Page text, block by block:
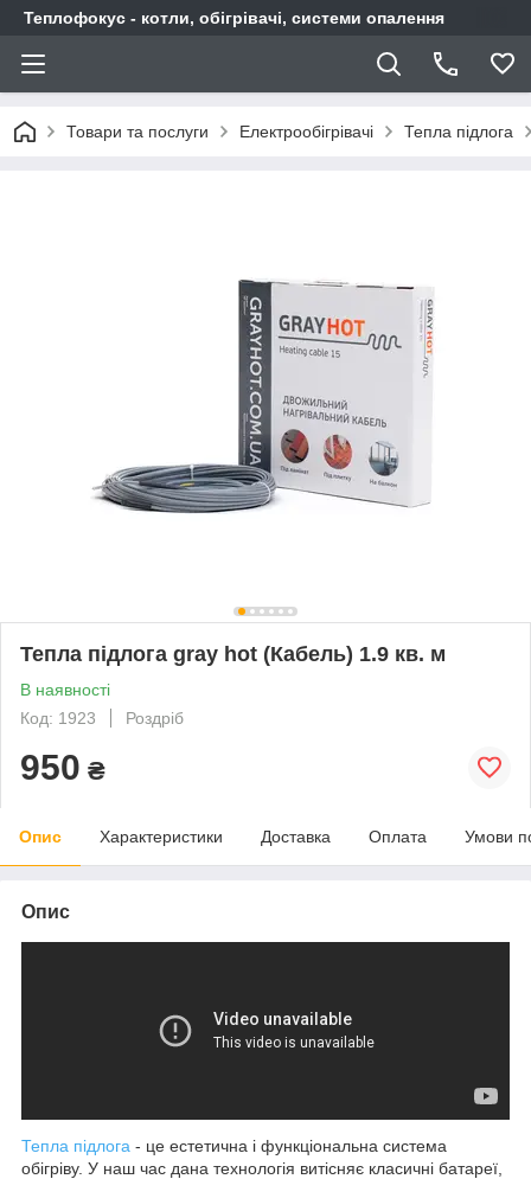
Теплофокус - котли, обігрівачі, системи опалення
Товари та послуги Електрообігрівачі Тепла підлога
Тепла підлога gray hot (Кабель) 1.9 кв. м
В наявності
Код: 1923
Роздріб
950 ₴
Опис Характеристики Доставка Оплата Умови
Опис
Тепла підлога - це естетична і функціональна система
обігріву. У наш час дана технологія витісняє класичні батареї,